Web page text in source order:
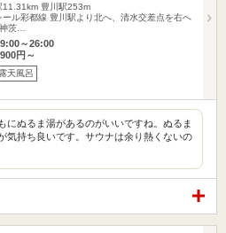
11.31km 豊川駅253m
ール彩都線 豊川駅より北へ、清水交差点を右へ
茨…
～26:00
円～
露天風呂
にぬるま湯があるのがいいですね。ぬるま
気持ち良いです。サウナは余り熱くないの